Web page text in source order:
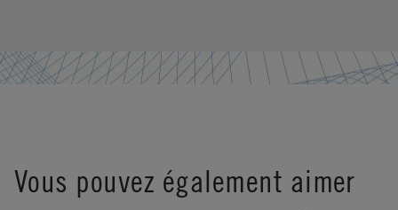
Vous pouvez également aimer